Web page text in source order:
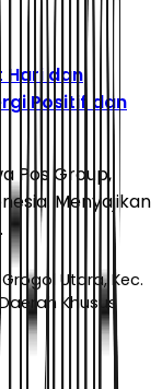
Hari dan
Positif dan
Pos Group,
Menyajikan
Utara, Kec.
Khusus